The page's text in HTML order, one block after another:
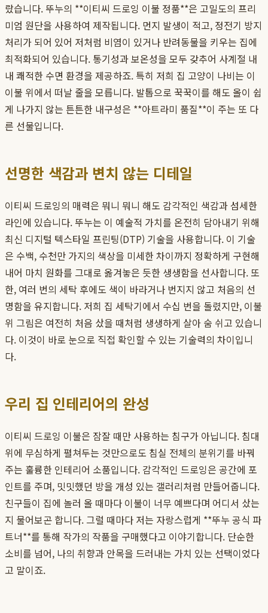
랐습니다. 뚜누의 **이티씨 드로잉 이불 정품**은 고밀도의 프리
미엄 원단을 사용하여 제작됩니다. 먼지 발생이 적고, 정전기 방지
처리가 되어 있어 저처럼 비염이 있거나 반려동물을 키우는 집에
최적화되어 있습니다. 통기성과 보온성을 모두 갖추어 사계절 내
내 쾌적한 수면 환경을 제공하죠. 특히 저희 집 고양이 나비는 이
이불 위에서 떠날 줄을 모릅니다. 발톱으로 꾹꾹이를 해도 올이 쉽
게 나가지 않는 튼튼한 내구성은 **아트라미 품질**이 주는 또 다
른 선물입니다.
선명한 색감과 변치 않는 디테일
이티씨 드로잉의 매력은 뭐니 뭐니 해도 감각적인 색감과 섬세한
라인에 있습니다. 뚜누는 이 예술적 가치를 온전히 담아내기 위해
최신 디지털 텍스타일 프린팅(DTP) 기술을 사용합니다. 이 기술
은 수백, 수천만 가지의 색상을 미세한 차이까지 정확하게 구현해
내어 마치 원화를 그대로 옮겨놓은 듯한 생생함을 선사합니다. 또
한, 여러 번의 세탁 후에도 색이 바라거나 번지지 않고 처음의 선
명함을 유지합니다. 저희 집 세탁기에서 수십 번을 돌렸지만, 이불
위 그림은 여전히 처음 샀을 때처럼 생생하게 살아 숨 쉬고 있습니
다. 이것이 바로 눈으로 직접 확인할 수 있는 기술력의 차이입니
다.
우리 집 인테리어의 완성
이티씨 드로잉 이불은 잠잘 때만 사용하는 침구가 아닙니다. 침대
위에 무심하게 펼쳐두는 것만으로도 침실 전체의 분위기를 바꿔
주는 훌륭한 인테리어 소품입니다. 감각적인 드로잉은 공간에 포
인트를 주며, 밋밋했던 방을 개성 있는 갤러리처럼 만들어줍니다.
친구들이 집에 놀러 올 때마다 이불이 너무 예쁘다며 어디서 샀는
지 물어보곤 합니다. 그럴 때마다 저는 자랑스럽게 **뚜누 공식 파
트너**를 통해 작가의 작품을 구매했다고 이야기합니다. 단순한
소비를 넘어, 나의 취향과 안목을 드러내는 가치 있는 선택이었다
고 말이죠.